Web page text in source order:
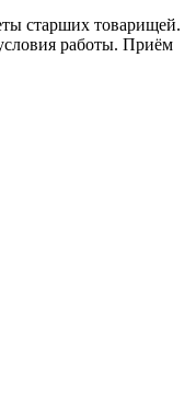
старших товарищей.
работы. Приём